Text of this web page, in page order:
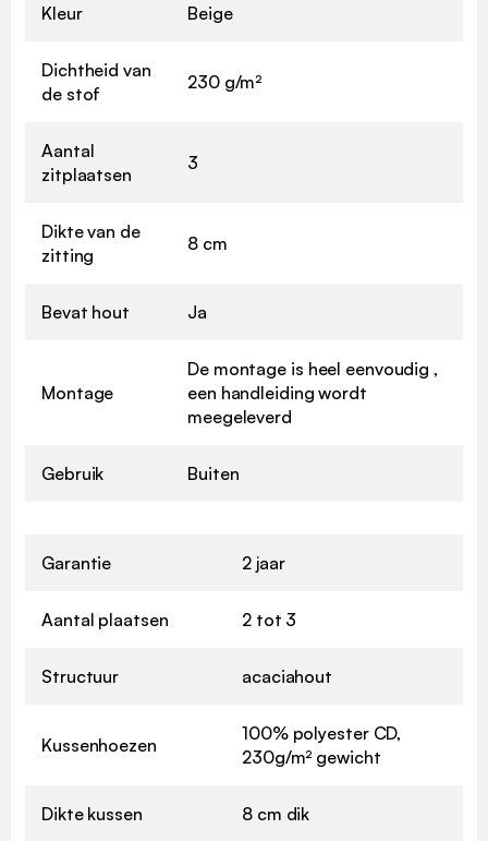
Kleur Beige
Dichtheid van
de stof
230 g/m²
Aantal
zitplaatsen
3
Dikte van de
zitting
8 cm
Bevat hout Ja
Montage
De montage is heel eenvoudig ,
een handleiding wordt
meegeleverd
Gebruik Buiten
Garantie 2 jaar
Aantal plaatsen 2 tot 3
Structuur acaciahout
Kussenhoezen
100% polyester CD,
230g/m² gewicht
Dikte kussen 8 cm dik